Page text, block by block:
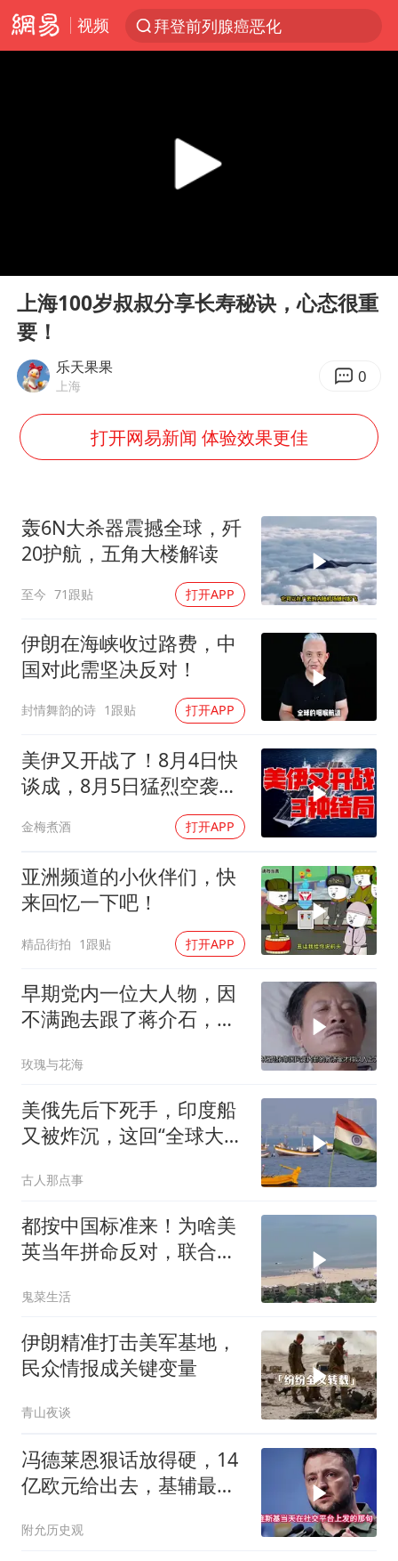
视频
拜登前列腺癌恶化
外国游客的“中国游三件套”火了
上海大部迎大暴雨
2026年7月份居民消费价格同比上涨0.5%
辽宁省深化扫黑除恶专项斗争
一周大涨超7% 金价为何突然上涨
央视新主播李秋莹孙亚鹏亮相
构建更高水平的全民健身公共服务体系
Play
上海100岁叔叔分享长寿秘诀，心态很重
要！
乐天果果
上海 0
打开网易新闻 体验效果更佳
轰6N大杀器震撼全球，歼
20护航，五角大楼解读
至今 71跟贴 打开APP
伊朗在海峡收过路费，中
国对此需坚决反对！
封情舞韵的诗 1跟贴 打开APP
美伊又开战了！8月4日快
谈成，8月5日猛烈空袭，
金梅煮酒 打开APP
亚洲频道的小伙伴们，快
来回忆一下吧！
精品街拍 1跟贴 打开APP
早期党内一位大人物，因
不满跑去跟了蒋介石，不
玫瑰与花海
美俄先后下死手，印度船
又被炸沉，这回“全球大
古人那点事
都按中国标准来！为啥美
英当年拼命反对，联合国
鬼菜生活
伊朗精准打击美军基地，
民众情报成关键变量
青山夜谈
冯德莱恩狠话放得硬，14
亿欧元给出去，基辅最缺
附允历史观